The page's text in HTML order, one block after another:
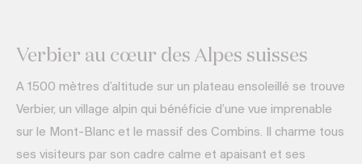
Verbier au cœur des Alpes suisses
A 1500 mètres d’altitude sur un plateau ensoleillé se trouve
Verbier, un village alpin qui bénéficie d’une vue imprenable
sur le Mont-Blanc et le massif des Combins. Il charme tous
ses visiteurs par son cadre calme et apaisant et ses